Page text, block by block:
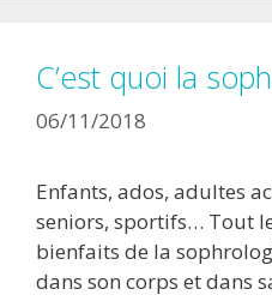
C’est quoi la
06/11/2018
Enfants, ados, adultes
seniors, sportifs… Tout
bienfaits de la
dans son corps et dans